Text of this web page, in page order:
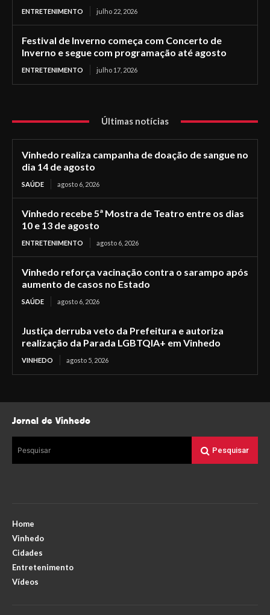
ENTRETENIMENTO julho 22, 2026
Festival de Inverno começa com Concerto de
Inverno e segue com programação até agosto
ENTRETENIMENTO julho 17, 2026
Últimas notícias
Vinhedo realiza campanha de doação de sangue no
dia 14 de agosto
SAÚDE agosto 6, 2026
Vinhedo recebe 5ª Mostra de Teatro entre os dias
10 e 13 de agosto
ENTRETENIMENTO agosto 6, 2026
Vinhedo reforça vacinação contra o sarampo após
aumento de casos no Estado
SAÚDE agosto 6, 2026
Justiça derruba veto da Prefeitura e autoriza
realização da Parada LGBTQIA+ em Vinhedo
VINHEDO agosto 5, 2026
Jornal de Vinhedo
Pesquisar Pesquisar
Home
Vinhedo
Cidades
Entretenimento
Vídeos